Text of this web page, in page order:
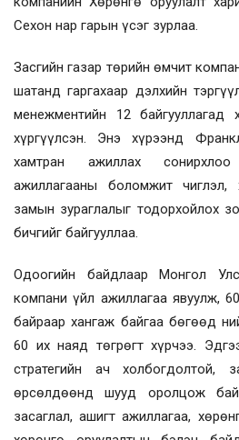
Сехон нар гарын үсэг зурлаа.
Засгийн газар төрийн өмчит
шатанд гаргахаар дэлхийн
менежментийн 12 байгууллагад
хүргүүлсэн. Энэ хүрээнд
хамтран ажиллах
ажиллагааны боломжит чиглэл,
замын зураглалыг тодорхойлох
бичгийг байгууллаа.
Одоогийн байдлаар Монгол
компани үйл ажиллагаа явуулж,
байраар хангаж байгаа бөгөөд
60 их наяд төгрөгт хүрчээ.
стратегийн ач холбогдолтой,
өрсөлдөөнд шууд оролцож
засаглал, ашигт ажиллагаа,